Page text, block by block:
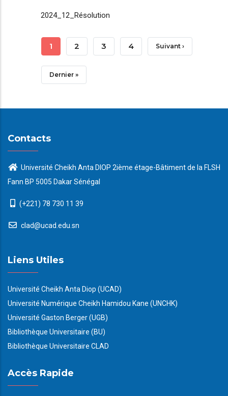
2024_12_Résolution
Pagination
Page
Courante
1 Page
2 Page
3 Page
4 Page
Suivant ›
Dernière
Dernier »
Contacts
Université Cheikh Anta DIOP 2ième étage-Bâtiment de la FLSH
Fann BP 5005 Dakar Sénégal
(+221) 78 730 11 39
clad@ucad.edu.sn
Liens Utiles
Université Cheikh Anta Diop (UCAD)
Université Numérique Cheikh Hamidou Kane (UNCHK)
Université Gaston Berger (UGB)
Bibliothèque Universitaire (BU)
Bibliothèque Universitaire CLAD
Accès Rapide